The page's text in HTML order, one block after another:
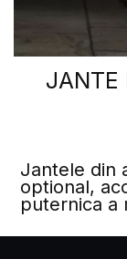
JANTE
Jantele din
optional,
puternica a